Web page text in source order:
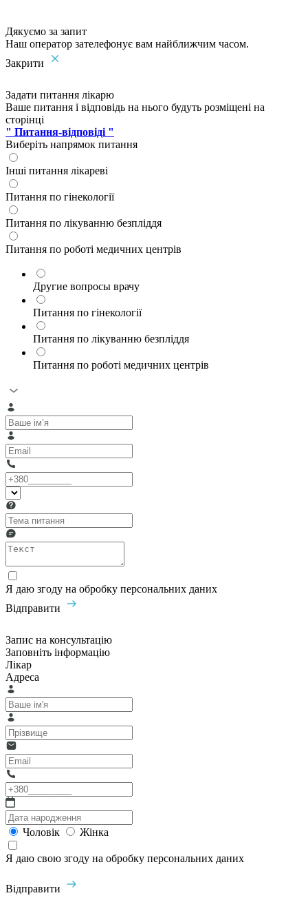
Дякуємо за запит
Наш оператор зателефонує вам найближчим часом.
Закрити
Задати питання лікарю
Ваше питання і відповідь на нього будуть розміщені на
сторінці
" Питання-відповіді "
Виберіть напрямок питання
Інші питання лікареві
Питання по гінекології
Питання по лікуванню безпліддя
Питання по роботі медичних центрів
Другие вопросы врачу
Питання по гінекології
Питання по лікуванню безпліддя
Питання по роботі медичних центрів
Я даю згоду на обробку персональних даних
Відправити
Запис на консультацію
Заповніть інформацію
Лікар
Адреса
Чоловік Жінка
Я даю свою згоду на обробку персональних даних
Відправити